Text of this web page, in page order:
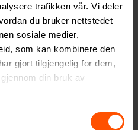
trafikken vår. Vi deler
du bruker nettstedet
sosiale medier,
som kan kombinere den
gjort tilgjengelig for dem,
din bruk av
Örrefors Jernverk Rustfritt
Stål Salatbolle
836 NOK